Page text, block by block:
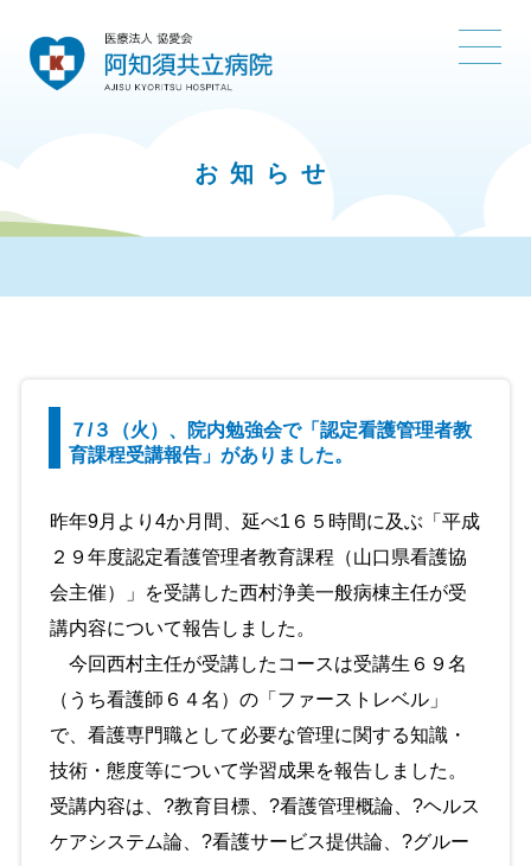
お知らせ
７/３（火）、院内勉強会で「認定看護管理者教
育課程受講報告」がありました。
昨年9月より4か月間、延べ1６５時間に及ぶ「平成
２９年度認定看護管理者教育課程（山口県看護協
会主催）」を受講した西村浄美一般病棟主任が受
講内容について報告しました。
今回西村主任が受講したコースは受講生６９名
（うち看護師６４名）の「ファーストレベル」
で、看護専門職として必要な管理に関する知識・
技術・態度等について学習成果を報告しました。
受講内容は、?教育目標、?看護管理概論、?ヘルス
ケアシステム論、?看護サービス提供論、?グルー